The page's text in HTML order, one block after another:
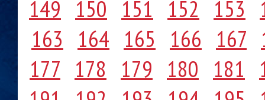
149 150 151 152 153
163 164 165 166 167
177 178 179 180 181